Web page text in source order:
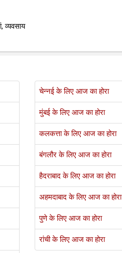
व्यवसाय
चेन्नई के लिए आज का होरा
मुंबई के लिए आज का होरा
कलकत्ता के लिए आज का होरा
बंगलौर के लिए आज का होरा
हैदराबाद के लिए आज का होरा
अहमदाबाद के लिए आज का होरा
पुणे के लिए आज का होरा
रांची के लिए आज का होरा